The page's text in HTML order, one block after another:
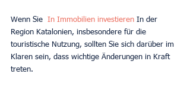
Wenn Sie In Immobilien investieren In der
Region Katalonien, insbesondere für die
touristische Nutzung, sollten Sie sich darüber im
Klaren sein, dass wichtige Änderungen in Kraft
treten.